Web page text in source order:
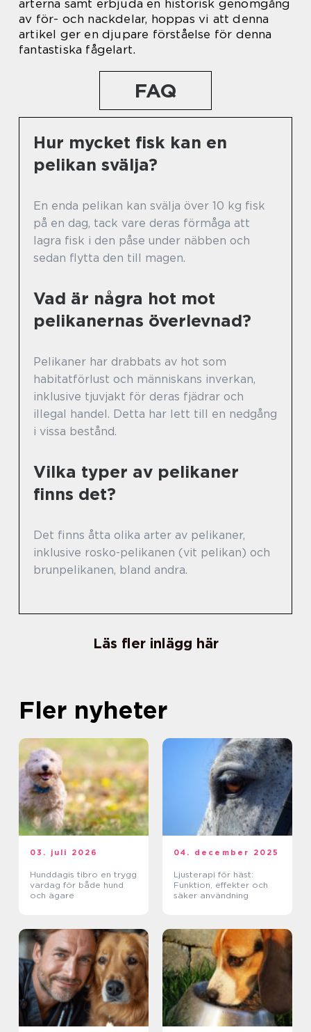
arterna samt erbjuda en historisk genomgång
av för- och nackdelar, hoppas vi att denna
artikel ger en djupare förståelse för denna
fantastiska fågelart.
FAQ
Hur mycket fisk kan en
pelikan svälja?
En enda pelikan kan svälja över 10 kg fisk
på en dag, tack vare deras förmåga att
lagra fisk i den påse under näbben och
sedan flytta den till magen.
Vad är några hot mot
pelikanernas överlevnad?
Pelikaner har drabbats av hot som
habitatförlust och människans inverkan,
inklusive tjuvjakt för deras fjädrar och
illegal handel. Detta har lett till en nedgång
i vissa bestånd.
Vilka typer av pelikaner
finns det?
Det finns åtta olika arter av pelikaner,
inklusive rosko-pelikanen (vit pelikan) och
brunpelikanen, bland andra.
Läs fler inlägg här
Fler nyheter
03. juli 2026
Hunddagis tibro en trygg
vardag för både hund
och ägare
04. december 2025
Ljusterapi för häst:
Funktion, effekter och
säker användning